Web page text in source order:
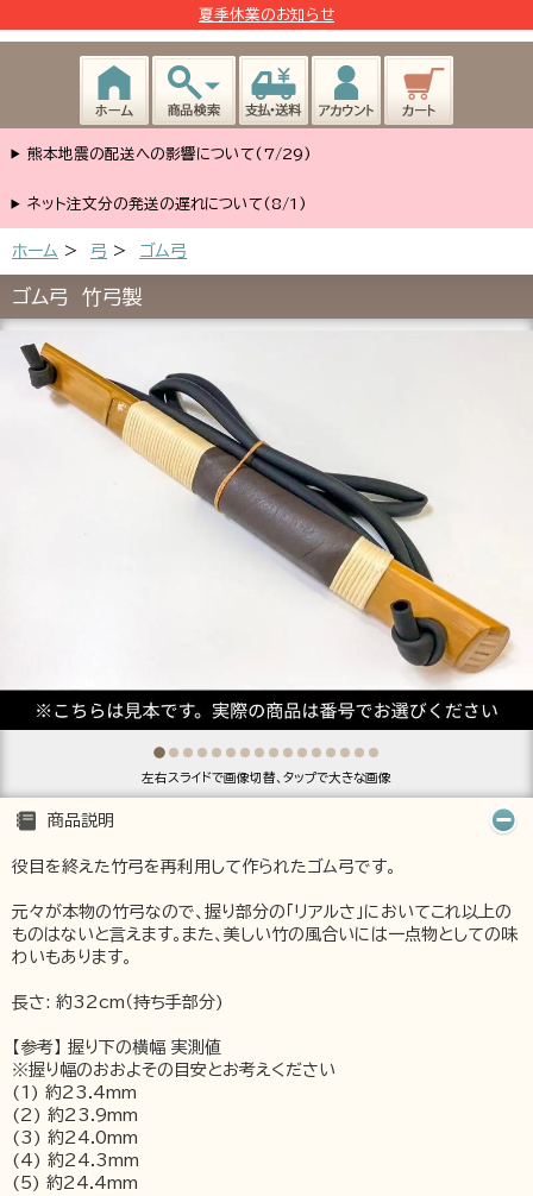
夏季休業のお知らせ
熊本地震の配送への影響について(7/29)
ネット注文分の発送の遅れについて(8/1)
ホーム > 弓 > ゴム弓
ゴム弓 竹弓製
左右スライドで画像切替、タップで大きな画像
商品説明
役目を終えた竹弓を再利用して作られたゴム弓です。
元々が本物の竹弓なので、握り部分の「リアルさ」においてこれ以上の
ものはないと言えます。また、美しい竹の風合いには一点物としての味
わいもあります。
長さ: 約32cm（持ち手部分)
【参考】 握り下の横幅 実測値
※握り幅のおおよその目安とお考えください
(1) 約23.4mm
(2) 約23.9mm
(3) 約24.0mm
(4) 約24.3mm
(5) 約24.4mm